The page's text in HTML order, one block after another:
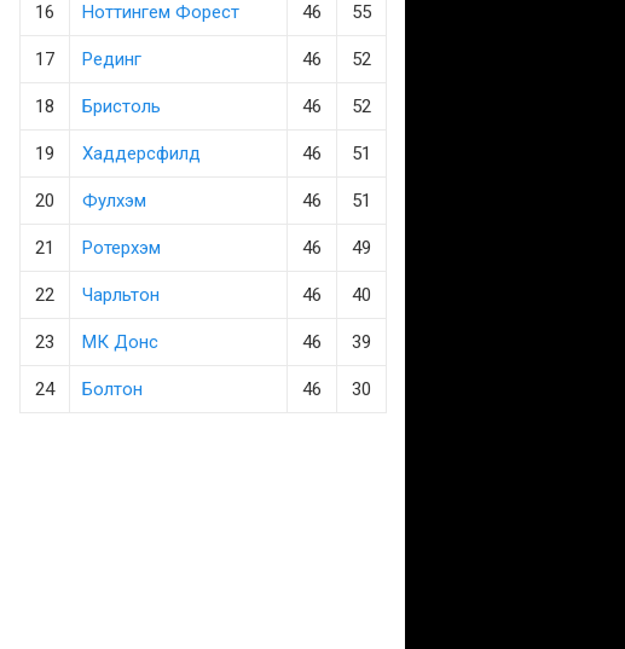
16 Ноттингем Форест 46 55
17 Рединг 46 52
18 Бристоль 46 52
19 Хаддерсфилд 46 51
20 Фулхэм 46 51
21 Ротерхэм 46 49
22 Чарльтон 46 40
23 МК Донс 46 39
24 Болтон 46 30